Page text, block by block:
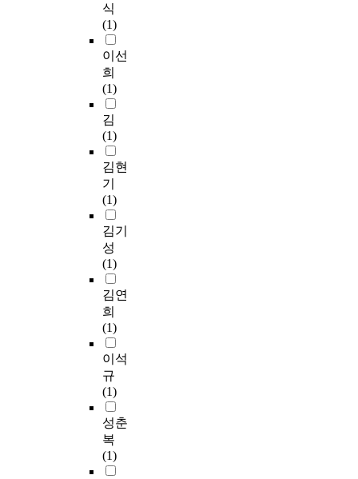
식
(1)
이선
희
(1)
김
(1)
김현
기
(1)
김기
성
(1)
김연
희
(1)
이석
규
(1)
성춘
복
(1)